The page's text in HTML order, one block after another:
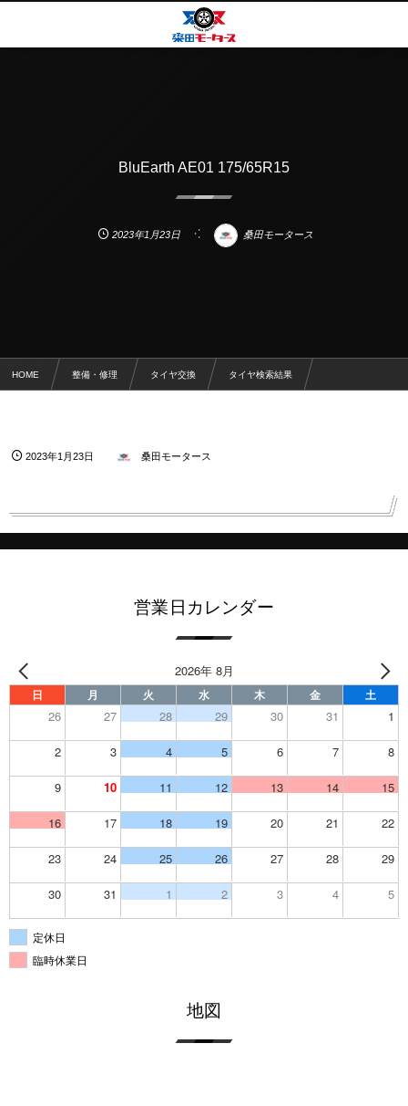
BluEarth AE01 175/65R15
2023年1月23日 桑田モータース
HOME 整備・修理 タイヤ交換 タイヤ検索結果
2023年1月23日 桑田モータース
営業日カレンダー
2026年 8月
日 月 火 水 木 金 土
26 27 28 29 30 31 1
2 3 4 5 6 7 8
9 10 11 12 13 14 15
16 17 18 19 20 21 22
23 24 25 26 27 28 29
30 31 1 2 3 4 5
定休日
臨時休業日
地図